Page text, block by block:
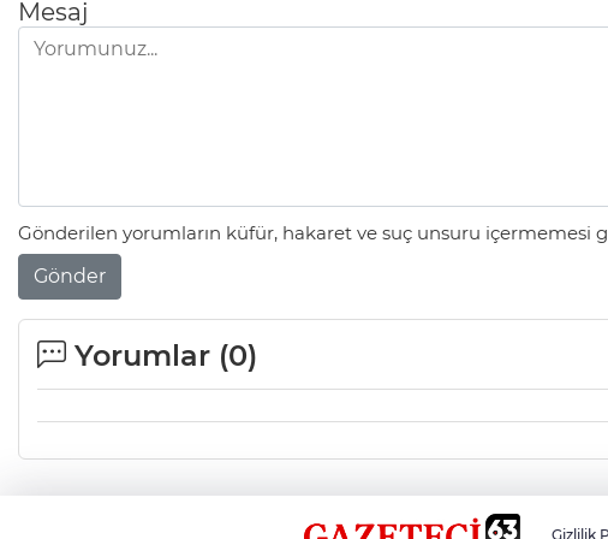
Mesaj
Gönderilen yorumların küfür, hakaret ve suç unsuru içermemesi
Gönder
Yorumlar (0)
Gizlilik